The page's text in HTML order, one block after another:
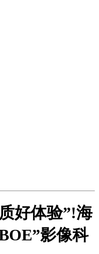
好体验”!海
影像科